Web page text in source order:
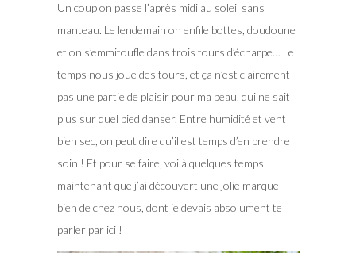
Un coup on passe l’après midi au soleil sans
manteau. Le lendemain on enfile bottes, doudoune
et on s’emmitoufle dans trois tours d’écharpe… Le
temps nous joue des tours, et ça n’est clairement
pas une partie de plaisir pour ma peau, qui ne sait
plus sur quel pied danser. Entre humidité et vent
bien sec, on peut dire qu’il est temps d’en prendre
soin ! Et pour se faire, voilà quelques temps
maintenant que j’ai découvert une jolie marque
bien de chez nous, dont je devais absolument te
parler par ici !